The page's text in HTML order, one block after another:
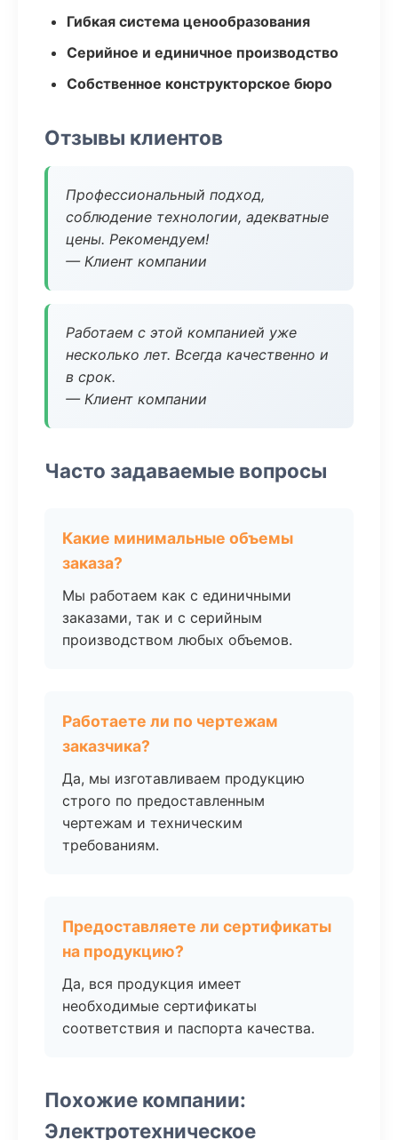
Гибкая система ценообразования
Серийное и единичное производство
Собственное конструкторское бюро
Отзывы клиентов
Профессиональный подход,
соблюдение технологии, адекватные
цены. Рекомендуем!
— Клиент компании
Работаем с этой компанией уже
несколько лет. Всегда качественно и
в срок.
— Клиент компании
Часто задаваемые вопросы
Какие минимальные объемы
заказа?
Мы работаем как с единичными
заказами, так и с серийным
производством любых объемов.
Работаете ли по чертежам
заказчика?
Да, мы изготавливаем продукцию
строго по предоставленным
чертежам и техническим
требованиям.
Предоставляете ли сертификаты
на продукцию?
Да, вся продукция имеет
необходимые сертификаты
соответствия и паспорта качества.
Похожие компании:
Электротехническое